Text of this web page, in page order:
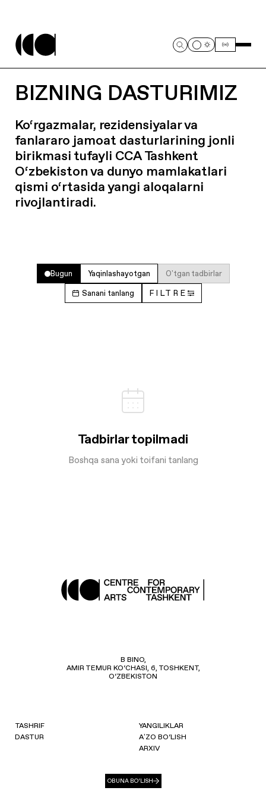
BIZNING DASTURIMIZ
Ko‘rgazmalar, rezidensiyalar va
fanlararo jamoat dasturlarining jonli
birikmasi tufayli CCA Tashkent
O‘zbekiston va dunyo mamlakatlari
qismi o‘rtasida yangi aloqalarni
rivojlantiradi.
Bugun Yaqinlashayotgan O'tgan tadbirlar
Sanani tanlang FILTRE
Tadbirlar topilmadi
Boshqa sana yoki toifani tanlang
B BINO,
AMIR TEMUR KO‘CHASI, 6, TOSHKENT,
O‘ZBEKISTON
TASHRIF
DASTUR
YANGILIKLAR
AʼZO BO‘LISH
ARXIV
OBUNA BO‘LISH